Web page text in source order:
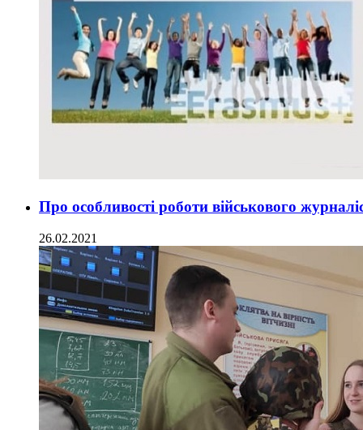
Про особливості роботи військового
26.02.2021